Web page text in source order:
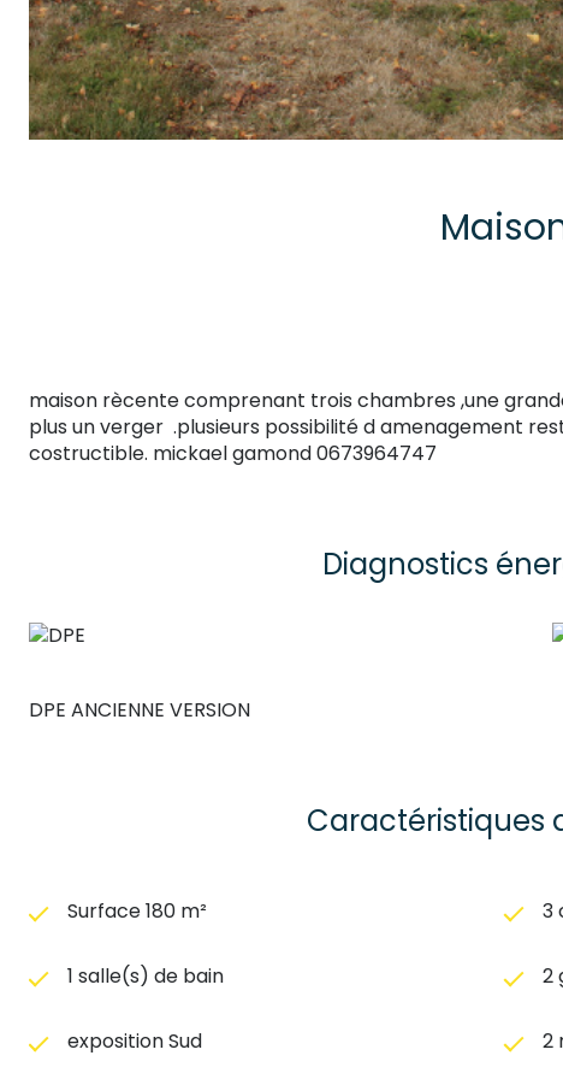
maison rècente comprenant trois chambres ,une
plus un verger .plusieurs possibilité d amenagement
costructible. mickael gamond 0673964747
Diagnostics
DPE ANCIENNE VERSION
Caractéristiques
Surface 180 m² 3
1 salle(s) de bain 2
exposition Sud 2